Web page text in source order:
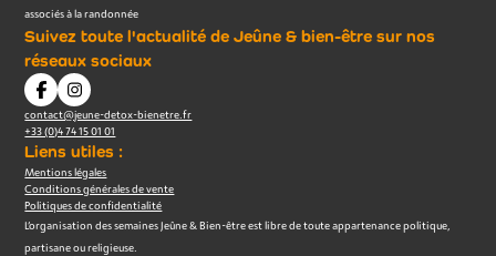
associés à la randonnée
Suivez toute l'actualité de Jeûne & bien-être sur nos
réseaux sociaux
contact@jeune-detox-bienetre.fr
+33 (0)4 74 15 01 01
Liens utiles :
Mentions légales
Conditions générales de vente
Politiques de confidentialité
L’organisation des semaines Jeûne & Bien-être est libre de toute appartenance politique,
partisane ou religieuse.